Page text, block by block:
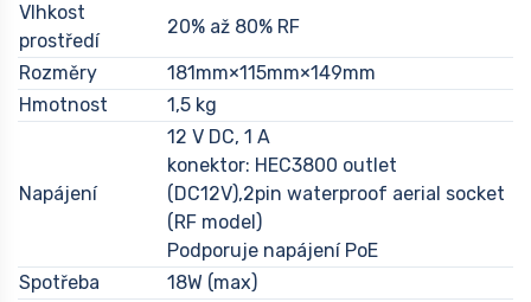
Vlhkost
prostředí
20% až 80% RF
Rozměry
181mm×115mm×149mm
Hmotnost
1,5 kg
Napájení
12 V DC, 1 A
konektor: HEC3800 outlet
(DC12V),2pin waterproof aerial socket
(RF model)
Podporuje napájení PoE
Spotřeba
18W (max)